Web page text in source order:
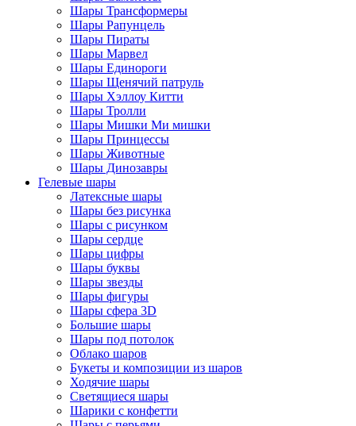
Шары Трансформеры
Шары Рапунцель
Шары Пираты
Шары Марвел
Шары Единороги
Шары Щенячий патруль
Шары Хэллоу Китти
Шары Тролли
Шары Мишки Ми мишки
Шары Принцессы
Шары Животные
Шары Динозавры
Гелевые шары
Латексные шары
Шары без рисунка
Шары с рисунком
Шары сердце
Шары цифры
Шары буквы
Шары звезды
Шары фигуры
Шары сфера 3D
Большие шары
Шары под потолок
Облако шаров
Букеты и композиции из шаров
Ходячие шары
Светящиеся шары
Шарики с конфетти